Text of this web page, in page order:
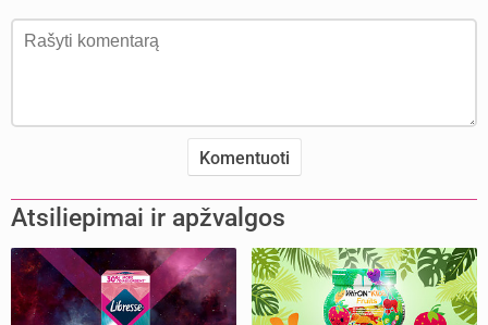
Atsiliepimai ir apžvalgos